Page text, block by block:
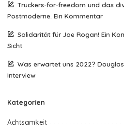
Truckers-for-freedom und das
Postmoderne. Ein Kommentar
Solidarität für Joe Rogan! Ein
Sicht
Was erwartet uns 2022?
Interview
Kategorien
Achtsamkeit